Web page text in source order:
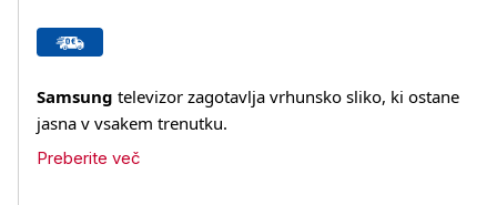
Samsung televizor zagotavlja vrhunsko sliko, ki ostane
jasna v vsakem trenutku.
Preberite več